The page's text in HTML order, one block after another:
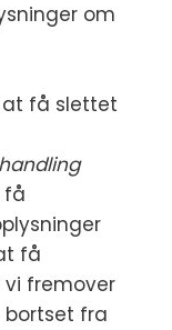
om
få slettet
få
få
fremover
bortset fra